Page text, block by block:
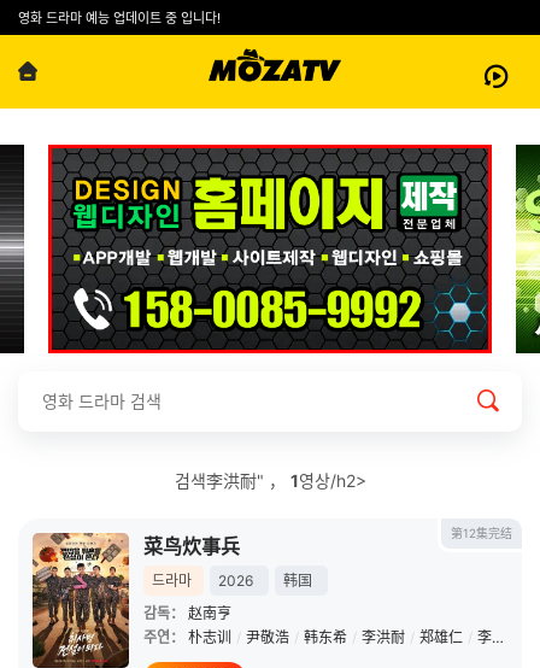
영화 드라마 예능 업데이트 중 입니다!
검색李洪耐" ， 1영상/h2>
第12集完结
菜鸟炊事兵
드라마 2026
韩国
감독：
赵南亨
주연：
朴志训 / 尹敬浩 / 韩东希 / 李洪耐 / 郑雄仁 / 李相二